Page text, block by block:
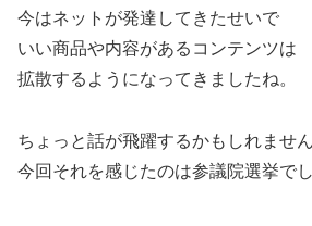
今はネットが発達してきたせいで
いい商品や内容があるコンテンツは
拡散するようになってきましたね。
ちょっと話が飛躍するかもしれません
今回それを感じたのは参議院選挙でし